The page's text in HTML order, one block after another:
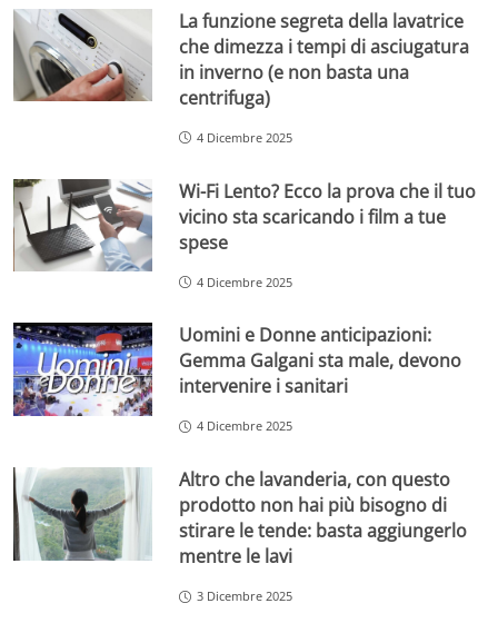
La funzione segreta della lavatrice
che dimezza i tempi di asciugatura
in inverno (e non basta una
centrifuga)
4 Dicembre 2025
Wi-Fi Lento? Ecco la prova che il tuo
vicino sta scaricando i film a tue
spese
4 Dicembre 2025
Uomini e Donne anticipazioni:
Gemma Galgani sta male, devono
intervenire i sanitari
4 Dicembre 2025
Altro che lavanderia, con questo
prodotto non hai più bisogno di
stirare le tende: basta aggiungerlo
mentre le lavi
3 Dicembre 2025